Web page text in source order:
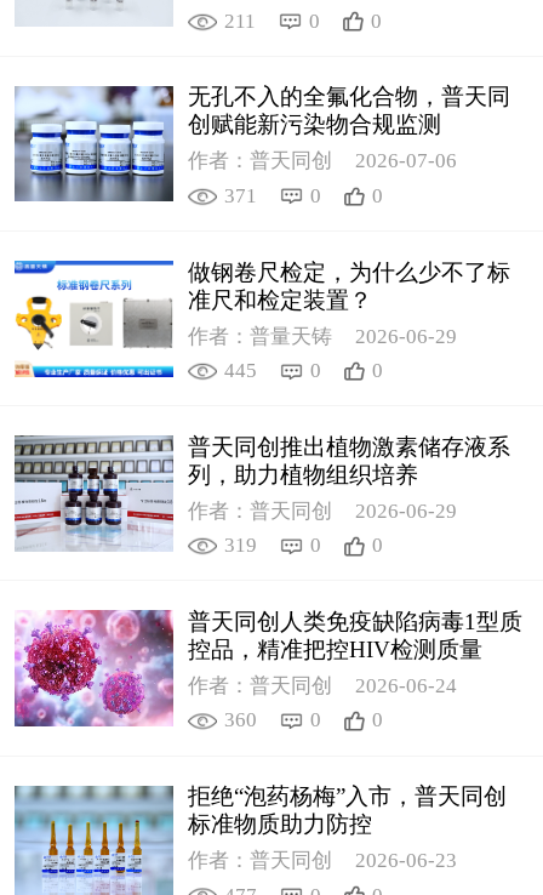
211
0 0
无孔不入的全氟化合物，普天同
创赋能新污染物合规监测
作者：普天同创
2026-07-06
371
0 0
做钢卷尺检定，为什么少不了标
准尺和检定装置？
作者：普量天铸
2026-06-29
445
0 0
普天同创推出植物激素储存液系
列，助力植物组织培养
作者：普天同创
2026-06-29
319
0 0
普天同创人类免疫缺陷病毒1型质
控品，精准把控HIV检测质量
作者：普天同创
2026-06-24
360
0 0
拒绝“泡药杨梅”入市，普天同创
标准物质助力防控
作者：普天同创
2026-06-23